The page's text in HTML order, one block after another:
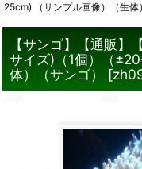
25cm) （サンプル画像）（生体
【サンゴ】【通販】
サイズ)（1個）（
体）（サンゴ）
[